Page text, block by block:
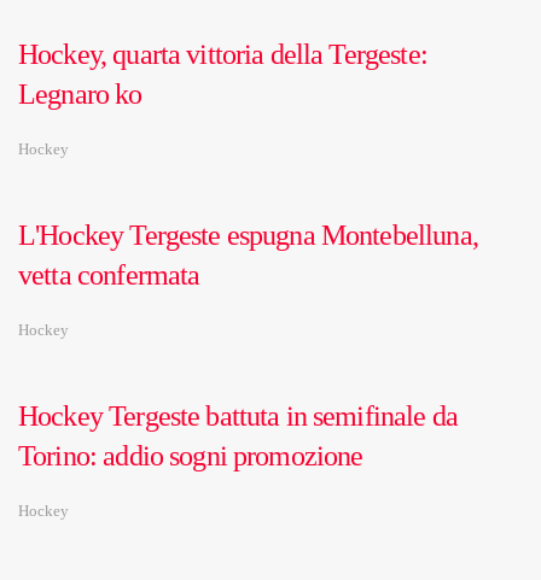
Hockey, quarta vittoria della Tergeste:
Legnaro ko
Hockey
L'Hockey Tergeste espugna Montebelluna,
vetta confermata
Hockey
Hockey Tergeste battuta in semifinale da
Torino: addio sogni promozione
Hockey